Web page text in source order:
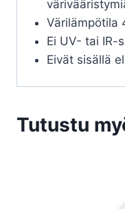
Värilämpötila
Ei UV- tai IR-
Eivät sisällä
Tutustu